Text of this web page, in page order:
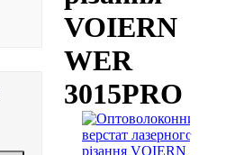
VOIERN
WER
3015PRO